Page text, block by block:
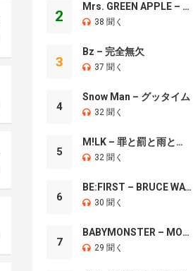
2
Mrs. GREEN APPLE – Brand New
38 聞く
3
Bz – 完全無欠
37 聞く
4
Snow Man – グッタイム
32 聞く
5
M!LK – 罪と罰と雨とキス
32 聞く
6
BE:FIRST – BRUCE WAYNE
30 聞く
7
BABYMONSTER – MOON
29 聞く